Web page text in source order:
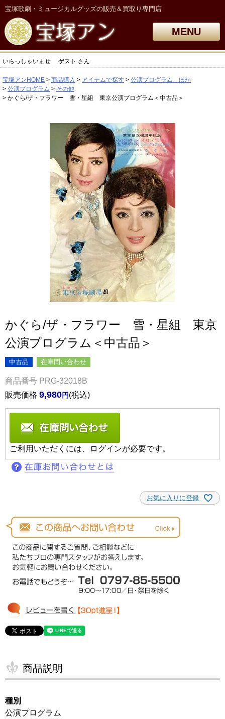
宝塚歌劇・ミュージカルグッズの販売＆買取り専門店
MENU
いらっしゃいませ ゲスト さん
宝塚アンHOME 商品購入 アイテムで探す
公演プログラム、ほか
公演プログラム
その他
かぐら/ザ・フラワー 雪・星組 東京公演プログラム＜中古品＞
かぐら/ザ・フラワー 雪・星組 東京
公演プログラム＜中古品＞
中古品 在庫問い合わせ
商品番号 PRG-32018B
販売価格 9,980 税込
ご利用いただくには、ログインが必要です。
お気に入りに登録
商品説明
種別
公演プログラム